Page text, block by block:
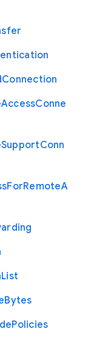
Connection
AccessConne
SupportConn
ForRemoteA
List
Bytes
Policies